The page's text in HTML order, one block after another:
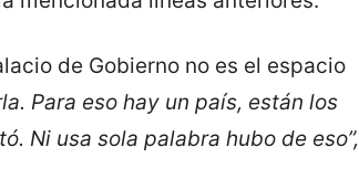
de Gobierno no es el espacio
Para eso hay un país, están los
Ni usa sola palabra hubo de eso”,